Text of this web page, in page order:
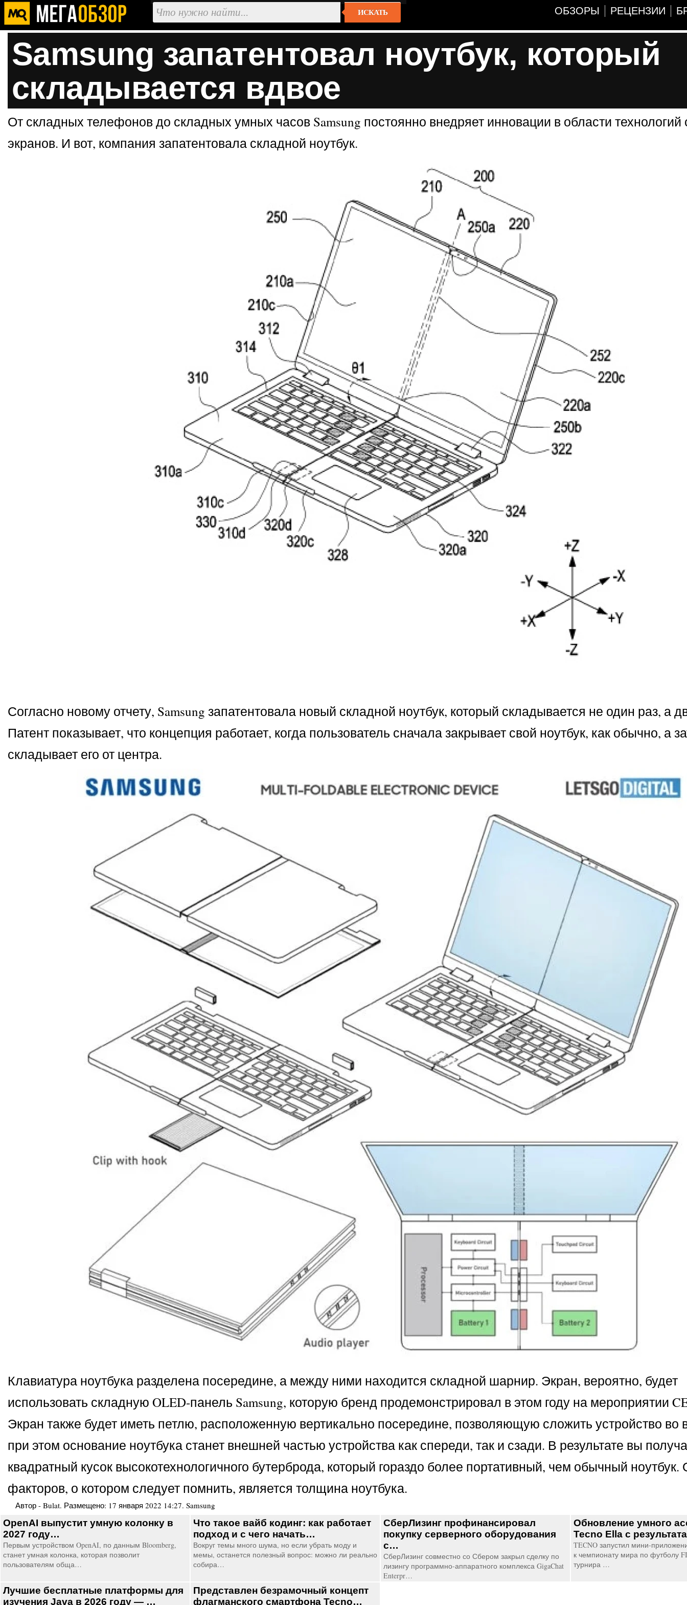
ИСКАТЬ ОБЗОРЫ РЕЦЕНЗИИ
Samsung запатентовал ноутбук, который
складывается вдвое
От складных телефонов до складных умных часов Samsung постоянно внедряет инновации в области
экранов. И вот, компания запатентовала складной ноутбук.
Согласно новому отчету, Samsung запатентовала новый складной ноутбук, который складывается не один раз, а
Патент показывает, что концепция работает, когда пользователь сначала закрывает свой ноутбук, как обычно, а
складывает его от центра.
Клавиатура ноутбука разделена посередине, а между ними находится складной шарнир. Экран, вероятно, будет
использовать складную OLED-панель Samsung, которую бренд продемонстрировал в этом году на мероприятии
Экран также будет иметь петлю, расположенную вертикально посередине, позволяющую сложить устройство во
при этом основание ноутбука станет внешней частью устройства как спереди, так и сзади. В результате вы
квадратный кусок высокотехнологичного бутерброда, который гораздо более портативный, чем обычный
факторов, о котором следует помнить, является толщина ноутбука.
Автор - Bulat. Размещено: 17 января 2022 14:27. Samsung
OpenAI выпустит умную колонку в
2027 году…
Первым устройством OpenAI, по данным Bloomberg,
станет умная колонка, которая позволит
пользователям обща…
Что такое вайб кодинг: как работает
подход и с чего начать…
Вокруг темы много шума, но если убрать моду и
мемы, останется полезный вопрос: можно ли реально
собира…
СберЛизинг профинансировал
покупку серверного оборудования
с…
СберЛизинг совместно со Сбером закрыл сделку по
лизингу программно-аппаратного комплекса GigaChat
Enterpr…
Обновление умного
Tecno Ella с
TECNO запустил мини-
к чемпионату мира по футболу
турнира …
Лучшие бесплатные платформы для
изучения Java в 2026 году — …
Представлен безрамочный концепт
флагманского смартфона Tecno…